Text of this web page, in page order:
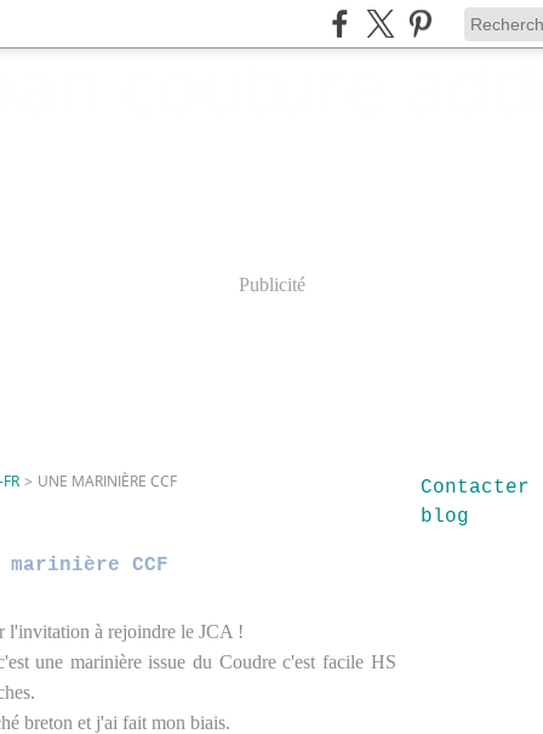
Publicité
> UNE MARINIÈRE CCF
marinière CCF
l'invitation à rejoindre le JCA !
une marinière issue du Coudre c'est facile HS
breton et j'ai fait mon biais.
blog